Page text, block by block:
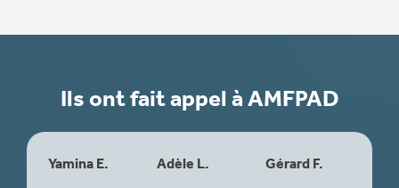
Ils ont fait appel à AMFPAD
Yamina E.
Adèle L.
Gérard F.